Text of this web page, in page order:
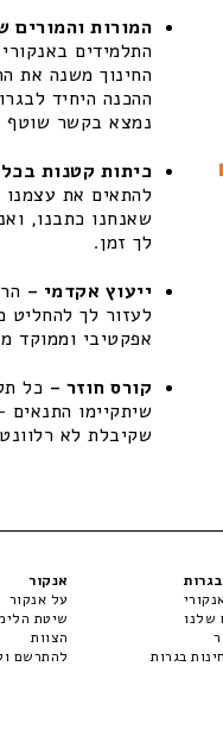
המורות והמורים
התלמידים
החינוך משנה את
ההכנה היחיד
נמצא בקשר שוטף
כיתות קטנות
להתאים את עצמנו
שאנחנו כתבנו,
לך זמן.
ייעוץ אקדמי –
לעזור לך להחליט
אפקטיבי וממוקד
קורס חוזר – כל
שקיבלת לא
שלנו
בגרות
אנקור
על אנקור
שיטת
הצוות
להתרשם